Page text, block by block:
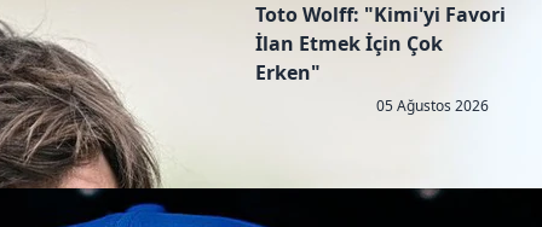
Toto Wolff: "Kimi'yi Favori
İlan Etmek İçin Çok
Erken"
05 Ağustos 2026